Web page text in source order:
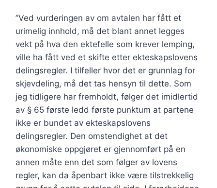
”Ved vurderingen av om avtalen har fått et
urimelig innhold, må det blant annet legges
vekt på hva den ektefelle som krever lemping,
ville ha fått ved et skifte etter ekteskapslovens
delingsregler. I tilfeller hvor det er grunnlag for
skjevdeling, må det tas hensyn til dette. Som
jeg tidligere har fremholdt, følger det imidlertid
av § 65 første ledd første punktum at partene
ikke er bundet av ekteskapslovens
delingsregler. Den omstendighet at det
økonomiske oppgjøret er gjennomført på en
annen måte enn det som følger av lovens
regler, kan da åpenbart ikke være tilstrekkelig